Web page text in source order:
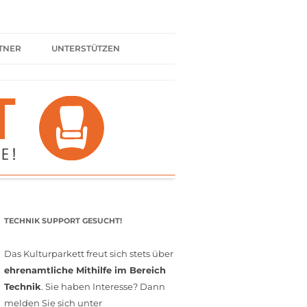
UNTERSTÜTZEN
SPENDEN
FÖRDERMITGLIED WERDEN
MITGLIEDSCHAFT
TECHNIK SUPPORT GESUCHT!
Das Kulturparkett freut sich stets über
ehrenamtliche Mithilfe im Bereich
Technik. Sie haben Interesse? Dann
melden Sie sich unter